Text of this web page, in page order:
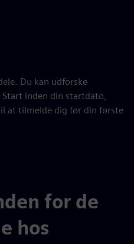
Du kan udforske
inden din startdato,
at tilmelde dig før din første
for de
hos